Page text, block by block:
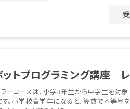
ットプログラミング講座
ラーコースは、小学3年生から中学生を対
。小学校高学年になると、算数で不等号